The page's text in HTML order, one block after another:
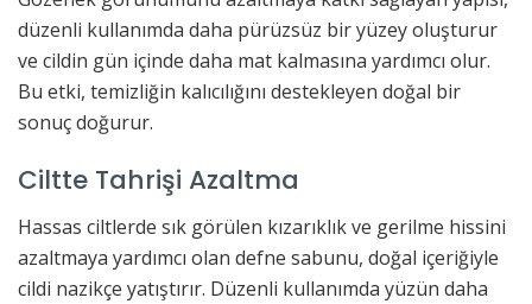
düzenli kullanımda daha pürüzsüz bir yüzey oluşturur
ve cildin gün içinde daha mat kalmasına yardımcı olur.
Bu etki, temizliğin kalıcılığını destekleyen doğal bir
sonuç doğurur.
Ciltte Tahrişi Azaltma
Hassas ciltlerde sık görülen kızarıklık ve gerilme hissini
azaltmaya yardımcı olan defne sabunu, doğal içeriğiyle
cildi nazikçe yatıştırır. Düzenli kullanımda yüzün daha